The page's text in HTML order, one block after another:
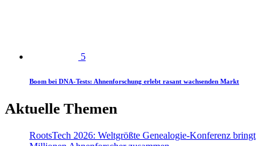
5
Boom bei DNA-Tests: Ahnenforschung erlebt rasant wachsenden Markt
Aktuelle Themen
RootsTech 2026: Weltgrößte Genealogie-Konferenz bringt